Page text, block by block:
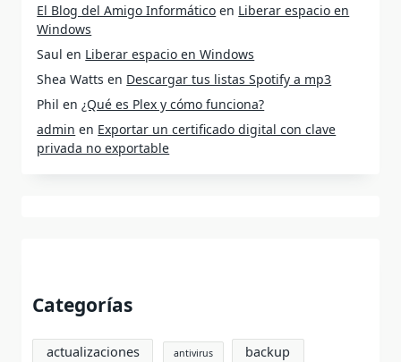
El Blog del Amigo Informático en Liberar espacio en
Windows
Saul en Liberar espacio en Windows
Shea Watts en Descargar tus listas Spotify a mp3
Phil en¿Qué es Plex y cómo funciona?
admin en Exportar un certificado digital con clave
privada no exportable
Categorías
actualizaciones antivirus backup